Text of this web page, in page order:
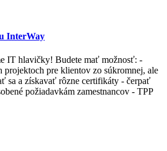
InterWay
IT hlavičky! Budete mať možnosť: -
projektoch pre klientov zo súkromnej, ale
sa a získavať rôzne certifikáty - čerpať
požiadavkám zamestnancov - TPP